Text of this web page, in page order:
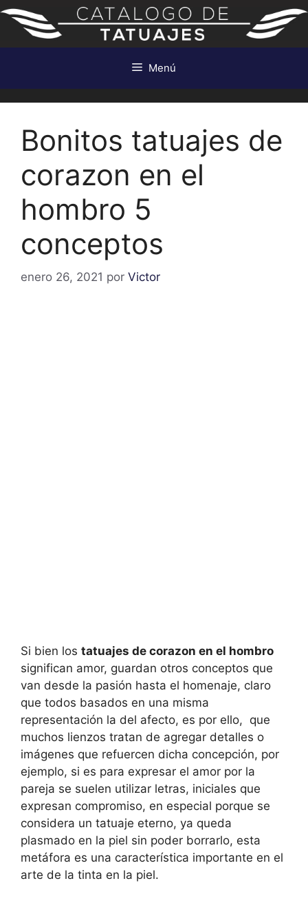
Saltar
contenido
Menú
Bonitos tatuajes de
corazon en el
hombro 5
conceptos
enero 26, 2021 por Victor
Si bien los tatuajes de corazon en el hombro
significan amor, guardan otros conceptos que
van desde la pasión hasta el homenaje, claro
que todos basados en una misma
representación la del afecto, es por ello, que
muchos lienzos tratan de agregar detalles o
imágenes que refuercen dicha concepción, por
ejemplo, si es para expresar el amor por la
pareja se suelen utilizar letras, iniciales que
expresan compromiso, en especial porque se
considera un tatuaje eterno, ya queda
plasmado en la piel sin poder borrarlo, esta
metáfora es una característica importante en el
arte de la tinta en la piel.